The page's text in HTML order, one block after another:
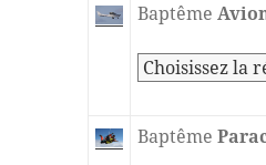
Baptême
Baptême